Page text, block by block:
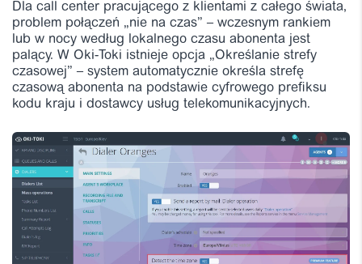
Dla call center pracującego z klientami z całego świata,
problem połączeń „nie na czas” – wczesnym rankiem
lub w nocy według lokalnego czasu abonenta jest
palący. W Oki-Toki istnieje opcja „Określanie strefy
czasowej” – system automatycznie określa strefę
czasową abonenta na podstawie cyfrowego prefiksu
kodu kraju i dostawcy usług telekomunikacyjnych.